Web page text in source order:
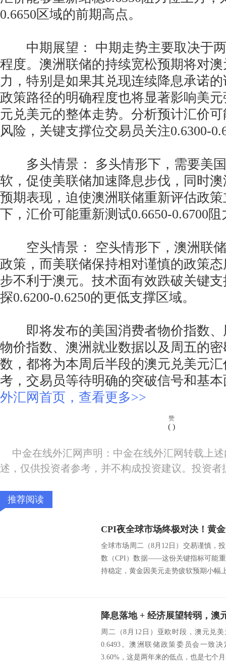
0.6650区域的前期高点。
中期展望： 中期走势主要取决于两
程度。澳洲联储的持续宽松预期将对
力，特别是如果其兑现连续降息承诺
政策路径的明确程度也将显著影响美
元兑美元的整体走势。分析预计汇价
风险，关键支撑位交易员关注0.6300-
多头情景： 多头情形下，需要美国
软，促使美联储加速降息步伐，同时
预期表现，迫使澳洲联储重新评估政
下，汇价可能重新测试0.6650-0.6700
空头情景： 空头情形下，澳洲联储
政策，而美联储保持相对谨慎的政策
步不利于澳元。技术面有效跌破关键
探0.6200-0.6250的更低支撑区域。
即将发布的美国消费者物价指数、
物价指数、澳洲就业数据以及周五的
数，都将为本周后半段的澳元兑美元
考，交易员等待明确的突破信号和基
外汇网首页，查看更多>>
赞
( )
中金在线外汇网声明：中金在线外汇网转载上
述，仅供投资者参考，并不构成投资建议。投资
推荐阅读
全球市场周二（8月12日）交易谨慎，
数（CPI）数据——这份关键指标可能
持稳定，黄金因美元走势疲软预期小幅
周二（8月12日）亚欧时段，澳元兑
0.6493。澳洲联储政策委员会一致
3.60%，这是两年来的低点，也是七个